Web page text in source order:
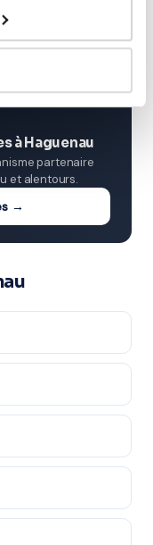
à Haguenau
partenaire
et alentours.
→